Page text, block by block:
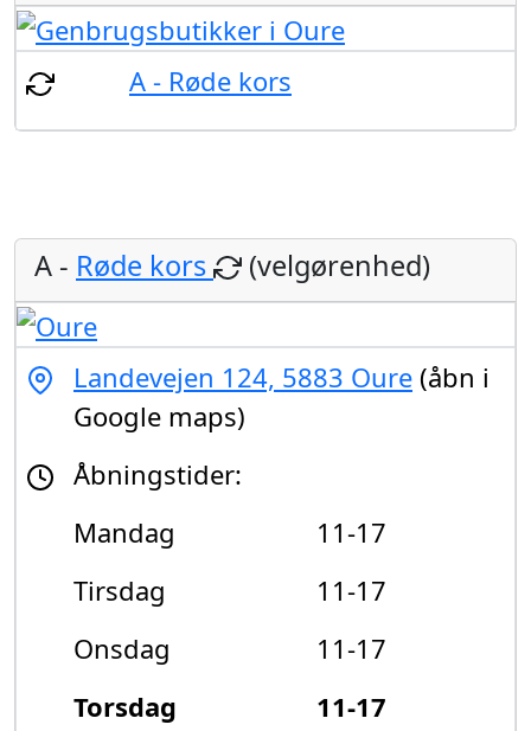
A - Røde kors
A - Røde kors (velgørenhed)
Landevejen 124, 5883 Oure (åbn i
Google maps)
Åbningstider:
Mandag
11-17
Tirsdag
11-17
Onsdag
11-17
Torsdag
11-17